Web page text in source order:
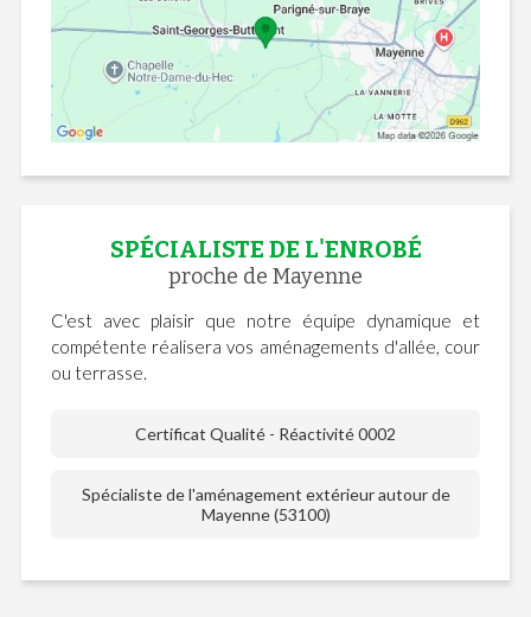
SPÉCIALISTE DE L'ENROBÉ
proche de Mayenne
C'est avec plaisir que notre équipe dynamique et
compétente réalisera vos aménagements d'allée, cour
ou terrasse.
Certificat Qualité - Réactivité 0002
Spécialiste de l'aménagement extérieur autour de
Mayenne (53100)